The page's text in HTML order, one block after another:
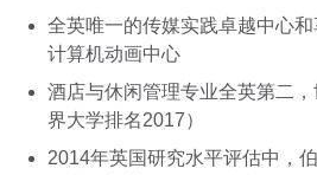
全英唯一的传媒实践卓越中心
计算机动画中心
酒店与休闲管理专业全英第二
界大学排名2017）
2014年英国研究水平评估中，